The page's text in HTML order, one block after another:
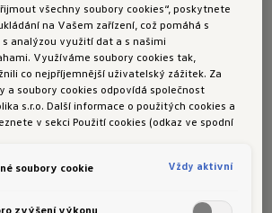
pozice sezení bude také
dělenému asklopnému zadnímu
v případě potřeby zvětšit
prostoru. V závislosti na
jsou sedadla sériově čalouněna
k dispozici
sedadla čalouněná
, která zajistí v létě
všechny soubory cookies“, poskytnete
na Vašem zařízení, což pomáhá s
analýzou využití dat a s našimi
Využíváme soubory cookies tak,
co nejpříjemnější uživatelský zážitek. Za
soubory cookies odpovídá společnost
s.r.o. Další informace o použitých cookies a
v sekci Použití cookies (odkaz ve spodní
soubory cookie Vždy aktivní
zvýšení výkonu